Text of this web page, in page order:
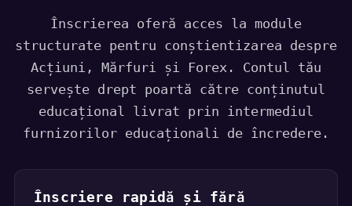
Înscrierea oferă acces la module
structurate pentru conștientizarea despre
Acțiuni, Mărfuri și Forex. Contul tău
servește drept poartă către conținutul
educațional livrat prin intermediul
furnizorilor educaționali de încredere.
Înscriere rapidă și fără